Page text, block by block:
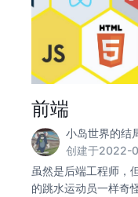
前端
小岛世界的结
创建于2022-
虽然是后端工程师，
的跳水运动员一样奇